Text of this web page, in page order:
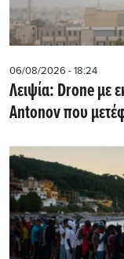
06/08/2026 - 18:24
Λειψία: Drone με
Antonov που